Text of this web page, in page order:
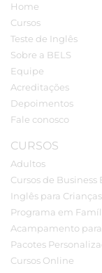
Home
Cursos
Teste de Inglês
Sobre a BELS
Equipe
Acreditações
Depoimentos
Fale conosco
CURSOS
Adultos
Cursos de
Inglês para Crianças
Programa em
Acampamento
Pacotes
Cursos Online